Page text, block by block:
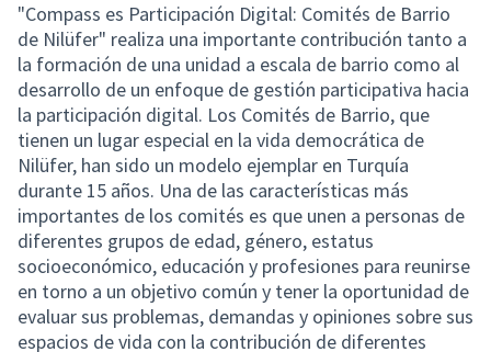
"Compass es Participación Digital: Comités de Barrio
de Nilüfer" realiza una importante contribución tanto a
la formación de una unidad a escala de barrio como al
desarrollo de un enfoque de gestión participativa hacia
la participación digital. Los Comités de Barrio, que
tienen un lugar especial en la vida democrática de
Nilüfer, han sido un modelo ejemplar en Turquía
durante 15 años. Una de las características más
importantes de los comités es que unen a personas de
diferentes grupos de edad, género, estatus
socioeconómico, educación y profesiones para reunirse
en torno a un objetivo común y tener la oportunidad de
evaluar sus problemas, demandas y opiniones sobre sus
espacios de vida con la contribución de diferentes